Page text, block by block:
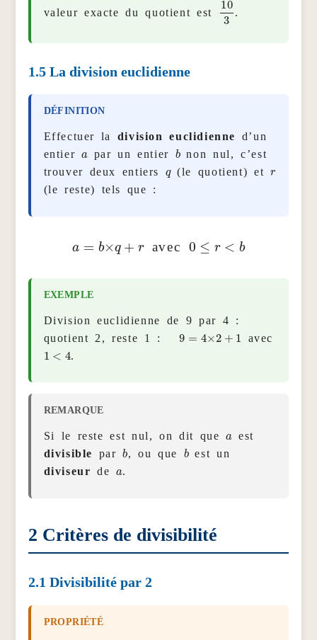
valeur exacte du quotient est 10 .
1.5La division euclidienne
Effectuer la division euclidienne
d’un
entier
par un entier bnon nul, c’est
trouver deux entiers
(le quotient) et
(le reste) tels que :
× r avec 0 ≤r
Division euclidienne de 9 par 4 :
quotient 2, reste 1 :
= 2 1 avec
1 .
Si le reste est nul, on dit que
est
divisible
parb , ou que best un
diviseur de .
2 Critères de divisibilité
2.1 Divisibilité par 2